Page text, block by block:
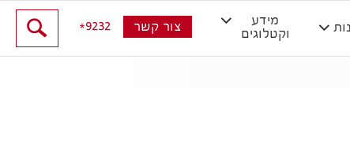
מידע
וקטלוגים
צור קשר 9232